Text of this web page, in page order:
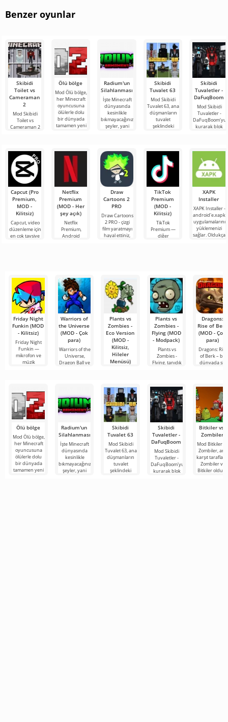
Benzer oyunlar
Skibidi
Toilet vs
Cameraman
2
Mod Skibidi
Toilet vs
Cameraman 2
karakterlerinin
Ölü bölge
Mod Ölü bölge,
her Minecraft
oyuncusuna
ölülerle dolu
bir dünyada
tamamen yeni
Radium'un
Silahlanması
İşte Minecraft
dünyasında
kesinlikle
bıkmayacağınız
şeyler, yani
Skibidi
Tuvalet 63
Mod Skibidi
Tuvalet 63, ana
düşmanların
tuvalet
şeklindeki
Minecraft için
Skibidi
Tuvaletler -
DaFuqBoom
Mod Skibidi
Tuvaletler -
DaFuqBoom'yu
kurarak blok
olan karikatür
Capcut (Pro
Premium,
MOD -
Kilitsiz)
Capcut, video
düzenleme için
en çok tavsiye
Netflix
Premium
(MOD - Her
şey açık)
Netflix
Premium,
Android
Draw
Cartoons 2
PRO
Draw Cartoons
2 PRO - çizgi
film yaratmayı
hayal ettiniz,
TikTok
Premium
(MOD -
Kilitsiz)
TikTok
Premium —
diğer
sağlayan
XAPK
Installer
XAPK Installer -
android'e.xapk
uygulamalarını
yüklemenizi
sağlar. Oldukça
Friday Night
Funkin (MOD
- Kilitsiz)
Friday Night
Funkin —
mikrofon ve
müzik
Warriors of
the Universe
(MOD - Çok
para)
Warriors of the
Universe,
Dragon Ball ve
Plants vs
Zombies -
Eco Version
(MOD -
Kilitsiz,
Hileler
Menüsü)
bir
Plants vs
Zombies -
Flying (MOD
- Modpack)
Plants vs
Zombies -
Flying, tanıdık
Dragons:
Rise of Berk
(MOD - Çok
para)
Dragons: Rise
of Berk – bu
dünyada sizi
Ölü bölge
Mod Ölü bölge,
her Minecraft
oyuncusuna
ölülerle dolu
bir dünyada
tamamen yeni
Radium'un
Silahlanması
İşte Minecraft
dünyasında
kesinlikle
bıkmayacağınız
şeyler, yani
Skibidi
Tuvalet 63
Mod Skibidi
Tuvalet 63, ana
düşmanların
tuvalet
şeklindeki
Skibidi
Tuvaletler -
DaFuqBoom
Mod Skibidi
Tuvaletler -
DaFuqBoom'yu
kurarak blok
Bitkiler vs.
Zombiler
Mod Bitkiler
Zombiler, ana
karşıt
Zombiler ve
Bitkiler olduğu